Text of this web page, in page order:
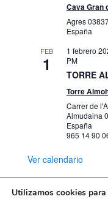
Cava Gran
Agres
España
FEB
1
1 febrero
PM
TORRE
Torre
Carrer de
Almudaina
España
965 14 90
Ver calendario
Utilizamos cookies